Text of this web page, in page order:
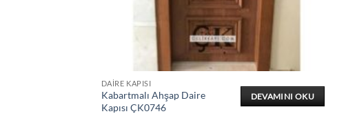
DAIRE KAPISI
Kabartmalı Ahşap Daire
Kapısı ÇK0746
DEVAMINI OKU